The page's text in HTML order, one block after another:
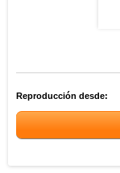
Reproducción desde: